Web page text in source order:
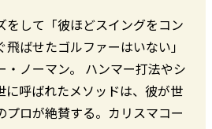
をして「彼ほどスイングをコン
飛ばせたゴルファーはいない」
・ノーマン。 ハンマー打法やシ
に呼ばれたメソッドは、彼が世
プロが絶賛する。カリスマコー